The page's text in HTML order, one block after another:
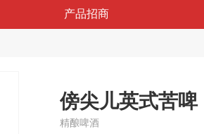
产品招商
傍尖儿英式苦啤
精酿啤酒